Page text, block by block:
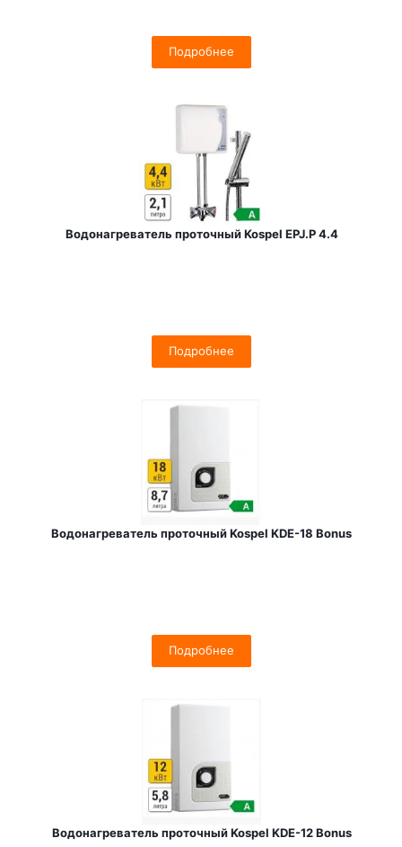
Подробнее
Водонагреватель проточный Kospel EPJ.P 4.4
Подробнее
Водонагреватель проточный Kospel KDE-18 Bonus
Подробнее
Водонагреватель проточный Kospel KDE-12 Bonus